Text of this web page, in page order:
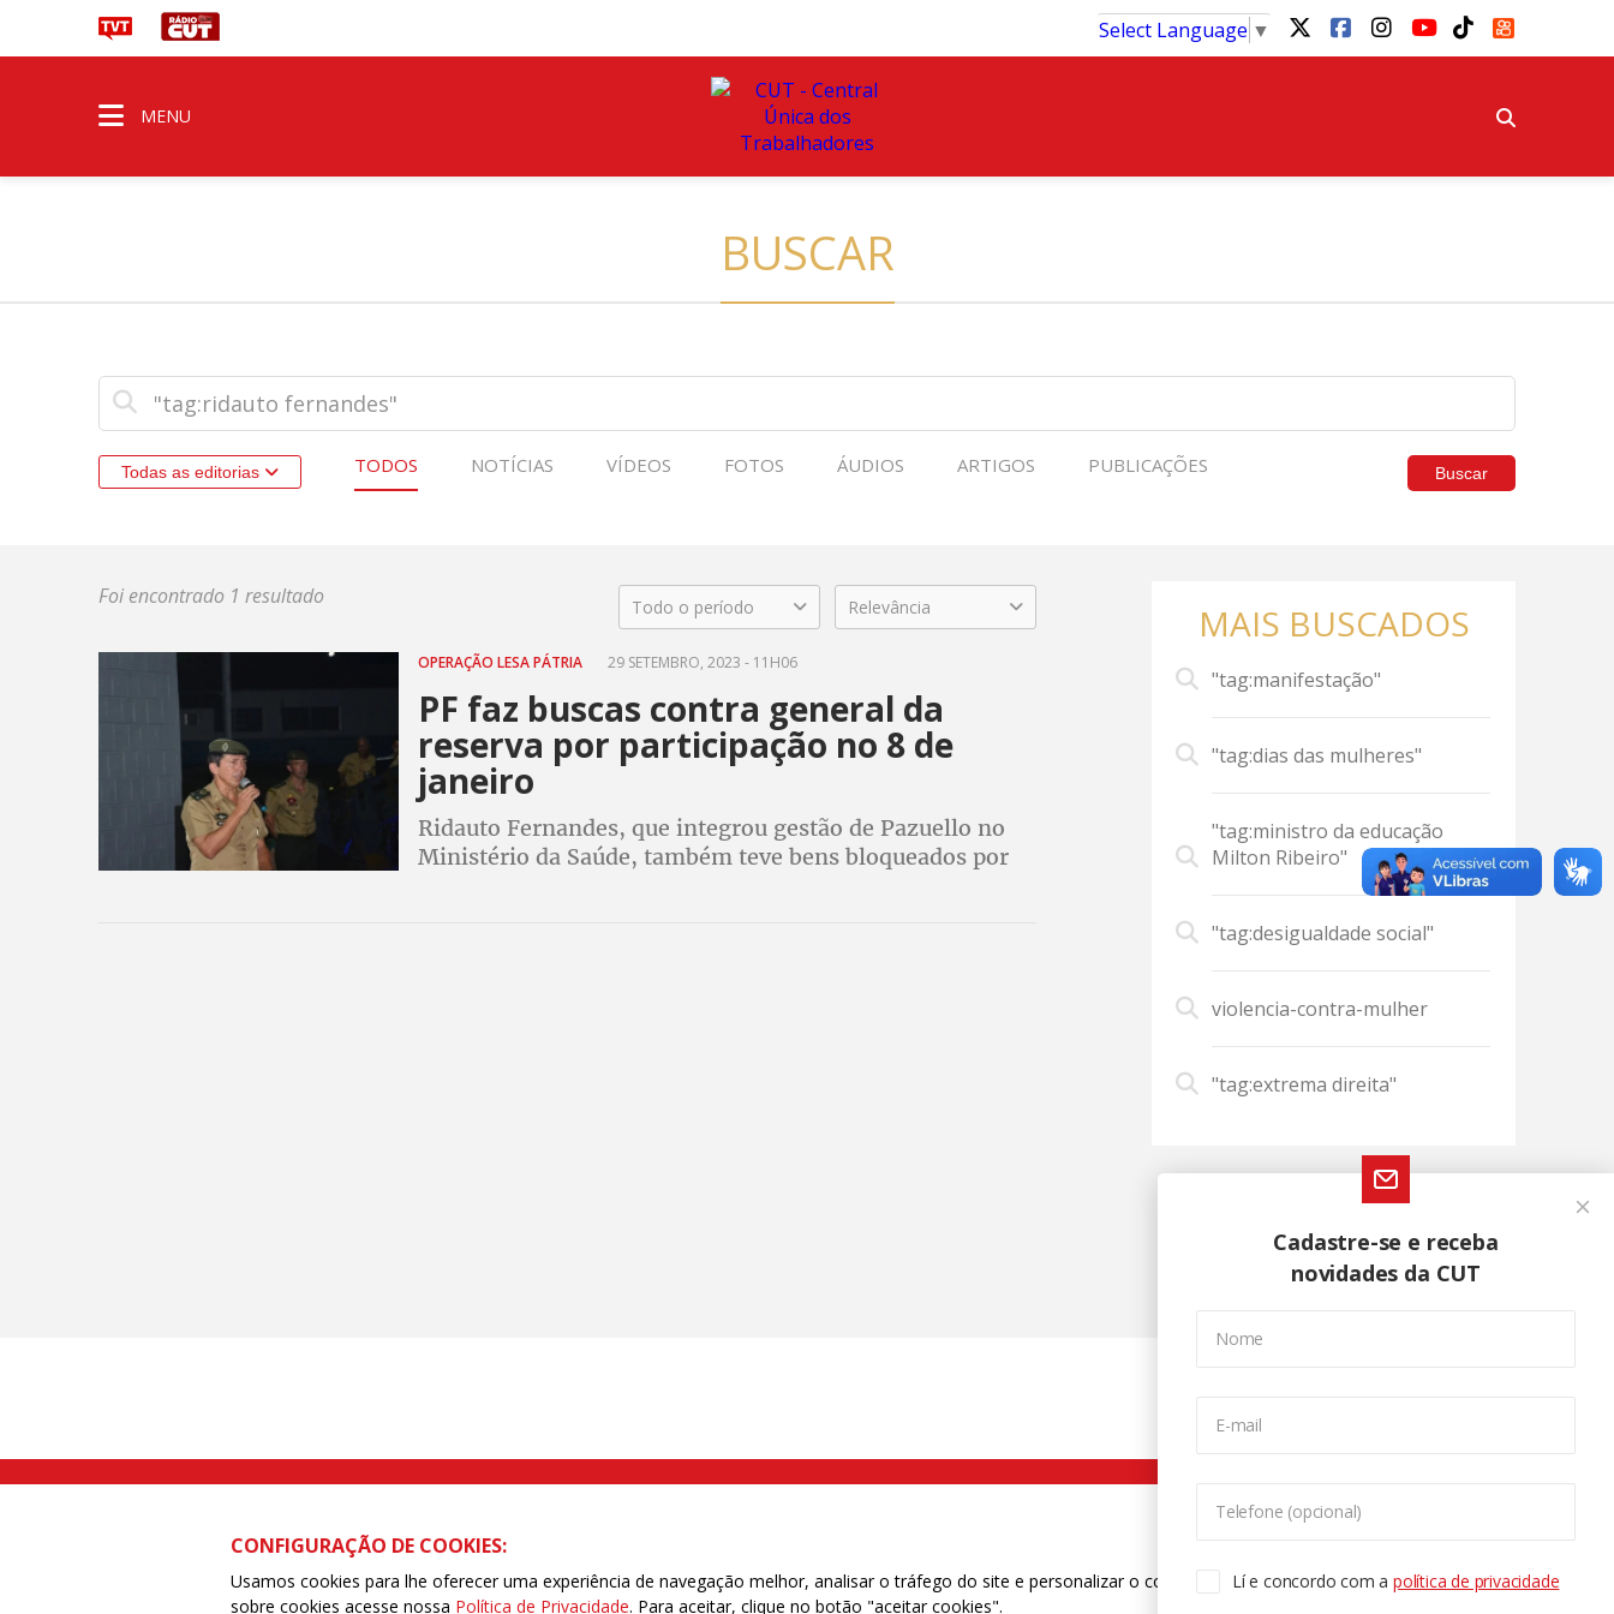
Select Language ▼
MENU
BUSCAR
Todas as editorias TODOS NOTÍCIAS VÍDEOS FOTOS ÁUDIOS ARTIGOS PUBLICAÇÕES Buscar
Foi encontrado 1 resultado Todo o período Relevância
OPERAÇÃO LESA PÁTRIA 29 SETEMBRO, 2023 - 11H06
PF faz buscas contra general da
reserva por participação no 8 de
janeiro
Ridauto Fernandes, que integrou gestão de Pazuello no
Ministério da Saúde, também teve bens bloqueados por
MAIS BUSCADOS
"tag:manifestação"
"tag:dias das mulheres"
"tag:ministro da educação
Milton Ribeiro"
"tag:desigualdade social"
violencia-contra-mulher
"tag:extrema direita"
Cadastre-se e receba
novidades da CUT
Nome
E-mail
Telefone (opcional)
Lí e concordo com apolítica de privacidade
Rua Caetano Pinto nº 575 CEP 03041-000 Brás, São Paulo/SP | Telefone (11) 2108 9200 - Fax (11) 2108 9310
CONFIGURAÇÃO DE COOKIES:
Usamos cookies para lhe oferecer uma experiência de navegação melhor, analisar o tráfego do site e personalizar o conteúdo. Para saber mais
sobre cookies acesse nossa Política de Privacidade. Para aceitar, clique no botão "aceitar cookies".